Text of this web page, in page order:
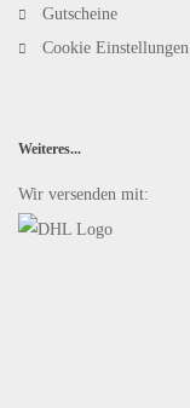
Gutscheine
Cookie Einstellungen
Weiteres...
Wir versenden mit: